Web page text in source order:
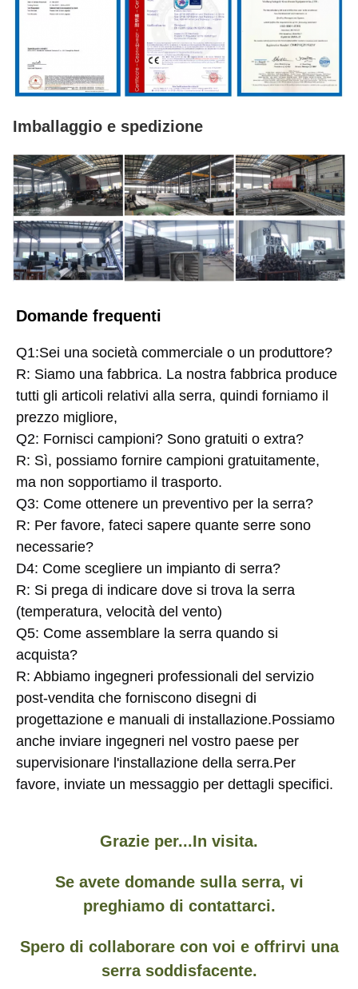
Imballaggio e spedizione
Domande frequenti
Q1:Sei una società commerciale o un produttore?
R: Siamo una fabbrica. La nostra fabbrica produce
tutti gli articoli relativi alla serra, quindi forniamo il
prezzo migliore,
Q2: Fornisci campioni? Sono gratuiti o extra?
R: Sì, possiamo fornire campioni gratuitamente,
ma non sopportiamo il trasporto.
Q3: Come ottenere un preventivo per la serra?
R: Per favore, fateci sapere quante serre sono
necessarie?
D4: Come scegliere un impianto di serra?
R: Si prega di indicare dove si trova la serra
(temperatura, velocità del vento)
Q5: Come assemblare la serra quando si
acquista?
R: Abbiamo ingegneri professionali del servizio
post-vendita che forniscono disegni di
progettazione e manuali di installazione.Possiamo
anche inviare ingegneri nel vostro paese per
supervisionare l'installazione della serra.Per
favore, inviate un messaggio per dettagli specifici.
Grazie per...In visita.
Se avete domande sulla serra, vi
preghiamo di contattarci.
Spero di collaborare con voi e offrirvi una
serra soddisfacente.